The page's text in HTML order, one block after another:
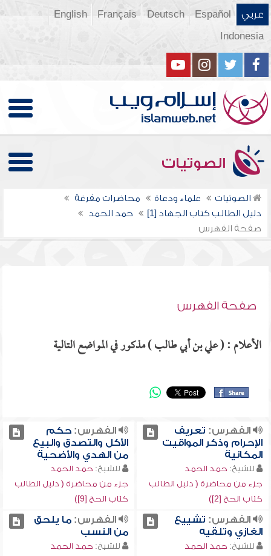
عربي Español
Deutsch
Français
English
Indonesia
الصوتيات
الصوتيات علماء ودعاة
محاضرات مفرغة
دليل الطالب كتاب الجهاد [1]
حمد الحمد
صفحة الفهرس
صفحة الفهرس
الأعلام : ( علي بن أبي طالب ) مذكور في المواضع التالية
الفهرس: تعريف
الإحرام وذكر المواقيت
المكانية
للشيخ: حمد الحمد
جزء من محاضرة ( دليل الطالب
كتاب الحج [2])
الفهرس:حكم
الأكل والتصدق والبيع
من الهدي والأضحية
للشيخ: حمد الحمد
جزء من محاضرة ( دليل الطالب
كتاب الحج [9])
الفهرس: تشييع
الغازي وتلقيه
للشيخ: حمد الحمد
الفهرس:ما يلحق
من النسب
للشيخ: حمد الحمد